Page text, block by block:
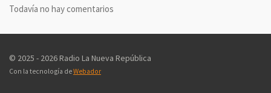
Todavía no hay comentarios
© 2025 - 2026 Radio La Nueva República
Con la tecnología deWebador